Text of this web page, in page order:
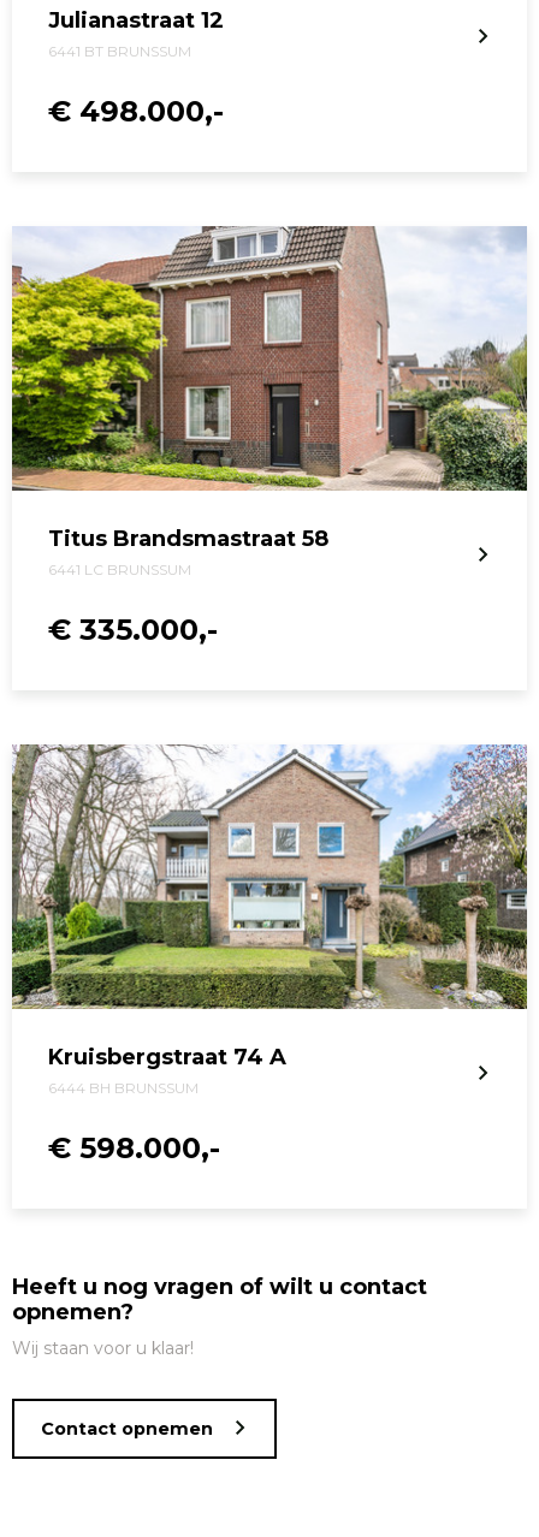
Julianastraat 12
6441 BT BRUNSSUM
€ 498.000,-
Titus Brandsmastraat 58
6441 LC BRUNSSUM
€ 335.000,-
Kruisbergstraat 74 A
6444 BH BRUNSSUM
€ 598.000,-
Heeft u nog vragen of wilt u contact
opnemen?
Wij staan voor u klaar!
Contact opnemen